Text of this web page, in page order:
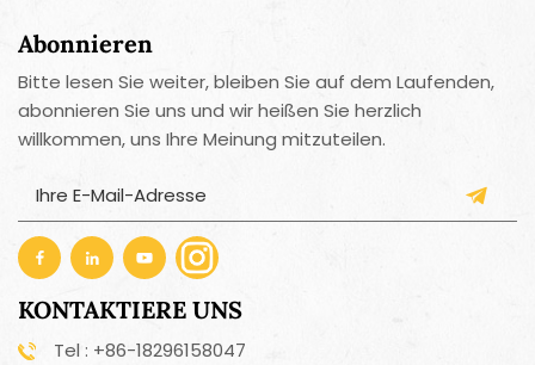
Abonnieren
Bitte lesen Sie weiter, bleiben Sie auf dem Laufenden,
abonnieren Sie uns und wir heißen Sie herzlich
willkommen, uns Ihre Meinung mitzuteilen.
KONTAKTIERE UNS
Tel : +86-18296158047